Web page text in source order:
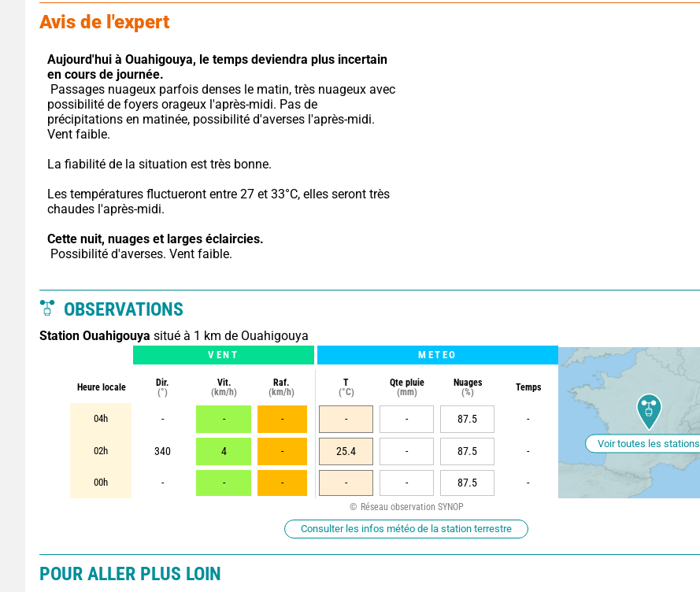
Avis de l'expert
Aujourd'hui à Ouahigouya, le temps deviendra plus incertain
en cours de journée.
possibilité de foyers orageux l'après-midi. Pas de
précipitations en matinée, possibilité d'averses l'après-midi.
Vent faible.
La fiabilité de la situation est très bonne.
Les températures fluctueront entre 27 et 33°C, elles seront très
chaudes l'après-midi.
Cette nuit, nuages et larges éclaircies.
Possibilité d'averses. Vent faible.
OBSERVATIONS
Station Ouahigouya situé à 1 km de Ouahigouya
VENT METEO
Heure locale
Dir.
(°)
Vit.
(km/h)
Raf.
(km/h)
T
(°C)
Qte pluie
(mm)
Nuages
(%)
Temps
04h - - - - - 87.5 -
02h 340 4 - 25.4 - 87.5 -
00h - - - - - 87.5 -
Voir toutes les stations
Réseau observation SYNOP
Consulter les infos météo de la station terrestre
POUR ALLER PLUS LOIN